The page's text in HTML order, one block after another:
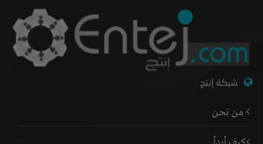
شبكة إنتج
من نحن